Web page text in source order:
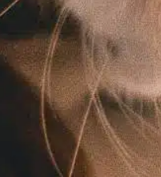
de influencia , problemas de
emocional